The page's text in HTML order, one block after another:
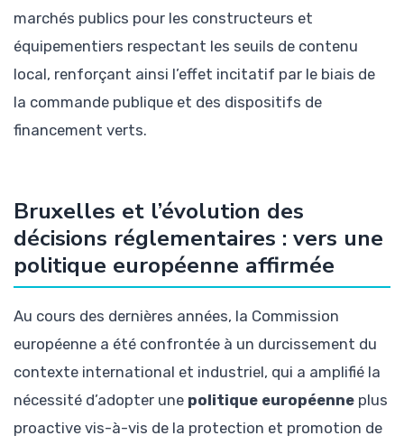
marchés publics pour les constructeurs et
équipementiers respectant les seuils de contenu
local, renforçant ainsi l’effet incitatif par le biais de
la commande publique et des dispositifs de
financement verts.
Bruxelles et l’évolution des
décisions réglementaires : vers une
politique européenne affirmée
Au cours des dernières années, la Commission
européenne a été confrontée à un durcissement du
contexte international et industriel, qui a amplifié la
nécessité d’adopter une politique européenne plus
proactive vis-à-vis de la protection et promotion de